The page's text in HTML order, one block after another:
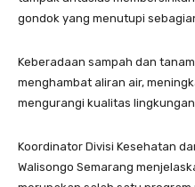
gondok yang menutupi
Keberadaan sampah dan
menghambat aliran air,
mengurangi kualitas
Koordinator Divisi Kesehatan
Walisongo Semarang